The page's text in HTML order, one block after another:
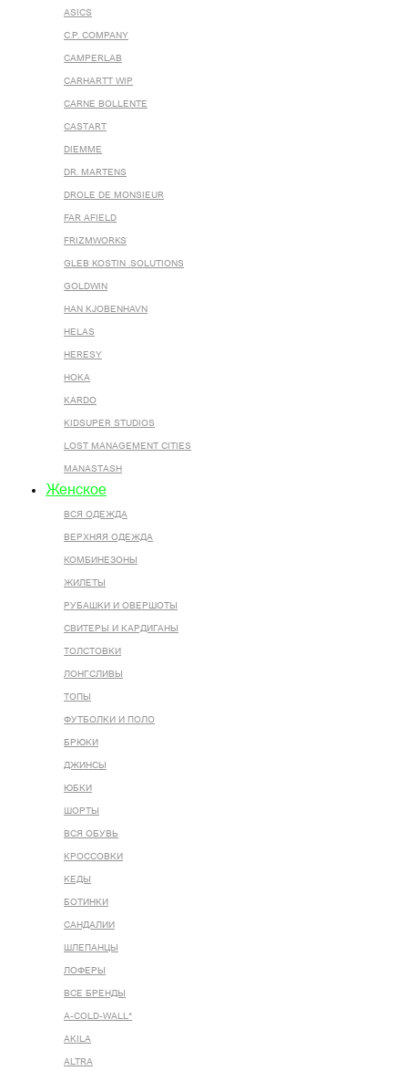
ASICS
C.P. COMPANY
CAMPERLAB
CARHARTT WIP
CARNE BOLLENTE
CASTART
DIEMME
DR. MARTENS
DROLE DE MONSIEUR
FAR AFIELD
FRIZMWORKS
GLEB KOSTIN .SOLUTIONS
GOLDWIN
HAN KJOBENHAVN
HELAS
HERESY
HOKA
KARDO
KIDSUPER STUDIOS
LOST MANAGEMENT CITIES
MANASTASH
Женское
ВСЯ ОДЕЖДА
ВЕРХНЯЯ ОДЕЖДА
КОМБИНЕЗОНЫ
ЖИЛЕТЫ
РУБАШКИ И ОВЕРШОТЫ
СВИТЕРЫ И КАРДИГАНЫ
ТОЛСТОВКИ
ЛОНГСЛИВЫ
ТОПЫ
ФУТБОЛКИ И ПОЛО
БРЮКИ
ДЖИНСЫ
ЮБКИ
ШОРТЫ
ВСЯ ОБУВЬ
КРОССОВКИ
КЕДЫ
БОТИНКИ
САНДАЛИИ
ШЛЕПАНЦЫ
ЛОФЕРЫ
ВСЕ БРЕНДЫ
A-COLD-WALL*
AKILA
ALTRA